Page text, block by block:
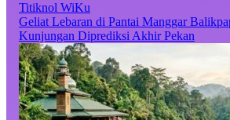
Titiknol WiKu
Geliat Lebaran di Pantai Manggar
Kunjungan Diprediksi Akhir Pekan